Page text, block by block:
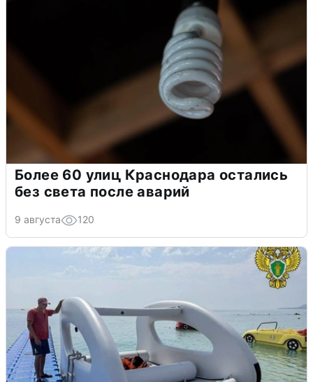
Более 60 улиц Краснодара остались
без света после аварий
9 августа 120